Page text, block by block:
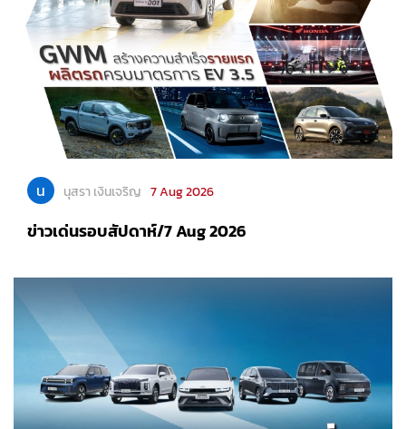
น นุสรา เงินเจริญ 7 Aug 2026
ข่าวเด่นรอบสัปดาห์/7 Aug 2026